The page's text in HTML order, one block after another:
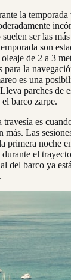
la
ser las
son
de 2 a 3
para la
es una
parches de
barco zarpe.
es
más. Las
primera noche
el
del barco ya